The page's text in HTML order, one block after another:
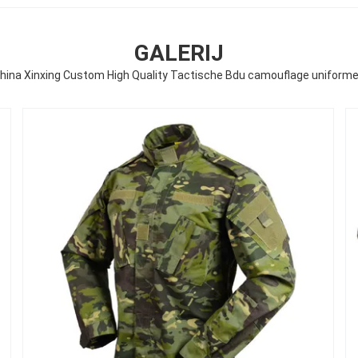
GALERIJ
Xinxing Custom High Quality Tactische Bdu camouflage